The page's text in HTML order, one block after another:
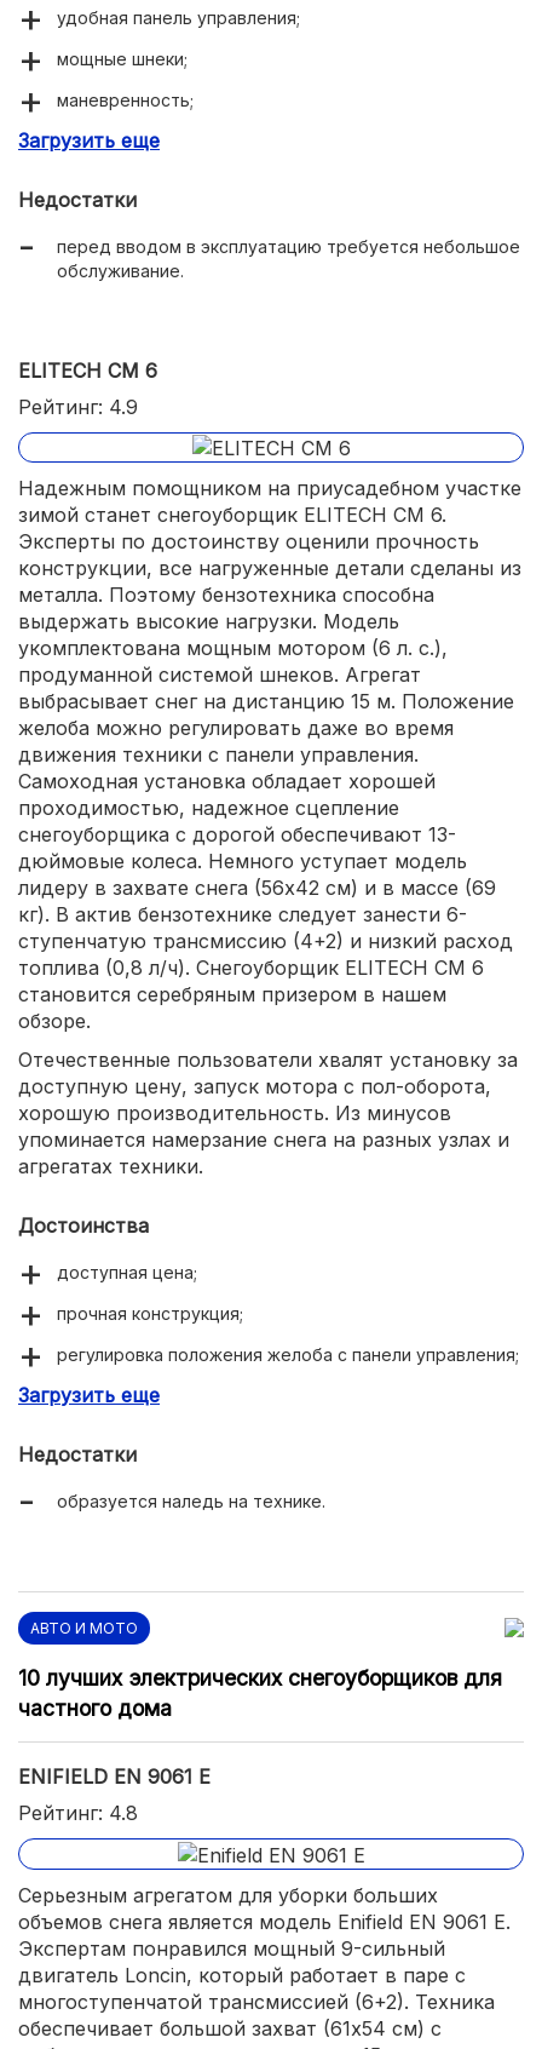
удобная панель управления;
мощные шнеки;
маневренность;
легкий запуск мотора.
Загрузить еще
Недостатки
перед вводом в эксплуатацию требуется небольшое
обслуживание.
ELITECH СМ 6
Рейтинг: 4.9
Надежным помощником на приусадебном участке
зимой станет снегоуборщик ELITECH СМ 6.
Эксперты по достоинству оценили прочность
конструкции, все нагруженные детали сделаны из
металла. Поэтому бензотехника способна
выдержать высокие нагрузки. Модель
укомплектована мощным мотором (6 л. с.),
продуманной системой шнеков. Агрегат
выбрасывает снег на дистанцию 15 м. Положение
желоба можно регулировать даже во время
движения техники с панели управления.
Самоходная установка обладает хорошей
проходимостью, надежное сцепление
снегоуборщика с дорогой обеспечивают 13-
дюймовые колеса. Немного уступает модель
лидеру в захвате снега (56х42 см) и в массе (69
кг). В актив бензотехнике следует занести 6-
ступенчатую трансмиссию (4+2) и низкий расход
топлива (0,8 л/ч). Снегоуборщик ELITECH СМ 6
становится серебряным призером в нашем
обзоре.
Отечественные пользователи хвалят установку за
доступную цену, запуск мотора с пол-оборота,
хорошую производительность. Из минусов
упоминается намерзание снега на разных узлах и
агрегатах техники.
Достоинства
доступная цена;
прочная конструкция;
регулировка положения желоба с панели управления;
легкий запуск двигателя.
Загрузить еще
Недостатки
образуется наледь на технике.
АВТО И МОТО
10 лучших электрических снегоуборщиков для
частного дома
ENIFIELD EN 9061 E
Рейтинг: 4.8
Серьезным агрегатом для уборки больших
объемов снега является модель Enifield EN 9061 E.
Экспертам понравился мощный 9-сильный
двигатель Loncin, который работает в паре с
многоступенчатой трансмиссией (6+2). Техника
обеспечивает большой захват (61х54 см) с